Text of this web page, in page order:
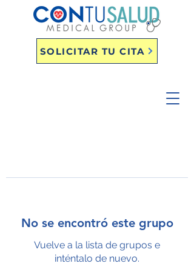
SOLICITAR TU CITA
No se encontró este grupo
Vuelve a la lista de grupos e
inténtalo de nuevo.